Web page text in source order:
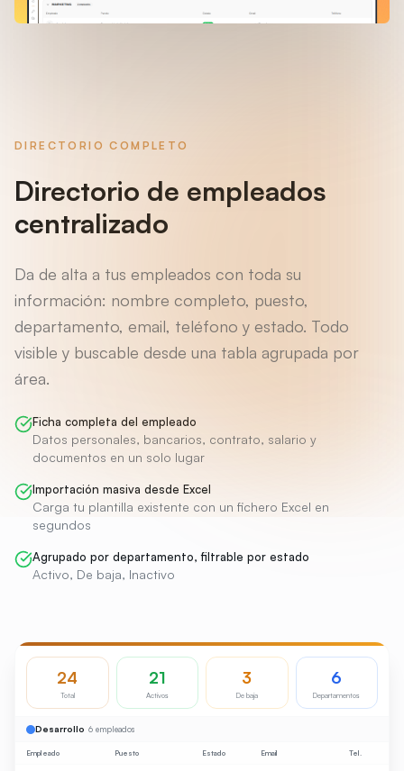
DIRECTORIO COMPLETO
Directorio de empleados
centralizado
Da de alta a tus empleados con toda su
información: nombre completo, puesto,
departamento, email, teléfono y estado. Todo
visible y buscable desde una tabla agrupada por
área.
Ficha completa del empleado
Datos personales, bancarios, contrato, salario y
documentos en un solo lugar
Importación masiva desde Excel
Carga tu plantilla existente con un fichero Excel en
segundos
Agrupado por departamento, filtrable por estado
Activo, De baja, Inactivo
24
Total
21
Activos
3
De baja
6
Departamentos
Desarrollo 6 empleados
Empleado Puesto Estado Email Tel.